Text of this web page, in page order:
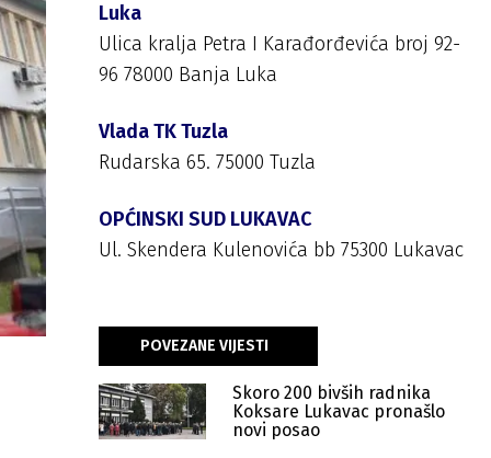
Luka
Ulica kralja Petra I Karađorđevića broj 92-
96 78000 Banja Luka
Vlada TK Tuzla
Rudarska 65. 75000 Tuzla
OPĆINSKI SUD LUKAVAC
Ul. Skendera Kulenovića bb 75300 Lukavac
POVEZANE VIJESTI
Skoro 200 bivših radnika
Koksare Lukavac pronašlo
novi posao